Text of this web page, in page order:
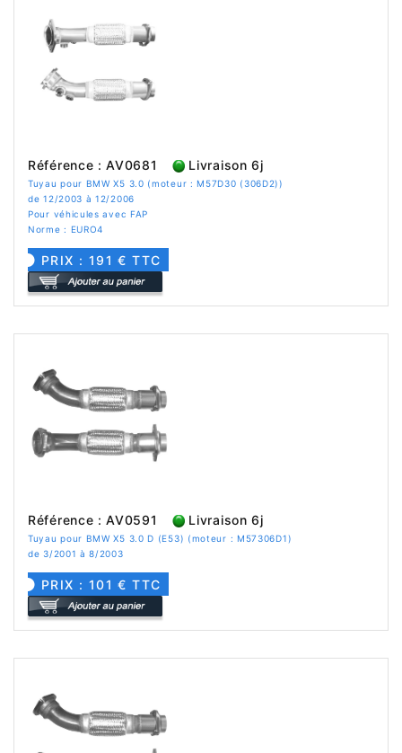
Référence : AV0681 Livraison 6j
Tuyau pour BMW X5 3.0 (moteur : M57D30 (306D2))
de 12/2003 à 12/2006
Pour véhicules avec FAP
Norme : EURO4
PRIX : 191 € TTC
Référence : AV0591 Livraison 6j
Tuyau pour BMW X5 3.0 D (E53) (moteur : M57306D1)
de 3/2001 à 8/2003
PRIX : 101 € TTC